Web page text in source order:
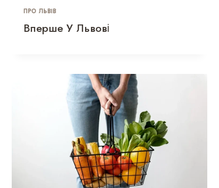
ПРО ЛЬВІВ
Вперше У Львові